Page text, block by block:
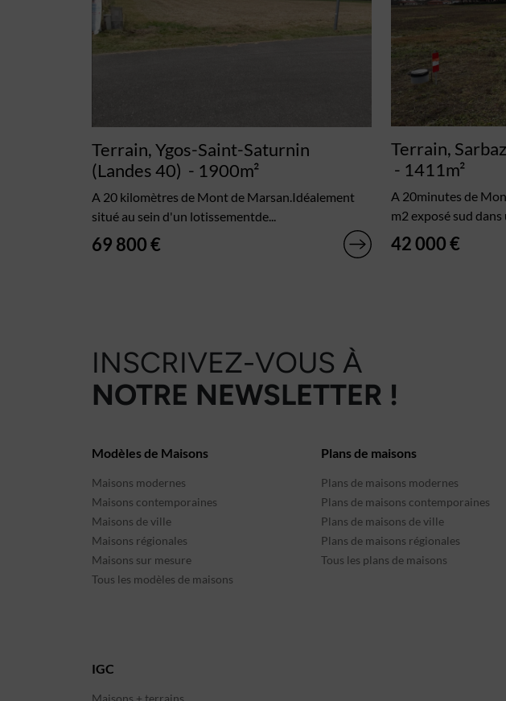
Terrain, Ygos-Saint-Saturnin
(Landes 40) - 1900m²
A 20 kilomètres de Mont de Marsan.Idéalement
situé au sein d'un lotissementde...
69 800 €
Terrain,
- 1411m²
A 20minutes de
m2 exposé sud dans
42 000 €
INSCRIVEZ-VOUS À
NOTRE NEWSLETTER !
Modèles de Maisons
Maisons modernes
Maisons contemporaines
Maisons de ville
Maisons régionales
Maisons sur mesure
Tous les modèles de maisons
Plans de maisons
Plans de maisons modernes
Plans de maisons contemporaines
Plans de maisons de ville
Plans de maisons régionales
Tous les plans de maisons
IGC
Maisons + terrains